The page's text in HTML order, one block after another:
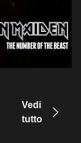
Vedi
tutto